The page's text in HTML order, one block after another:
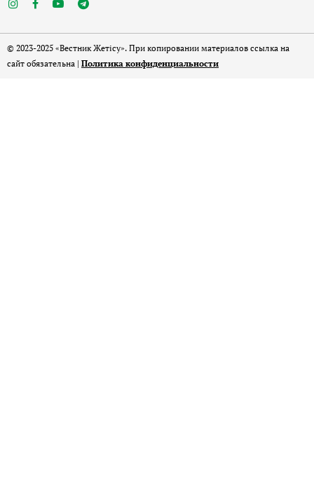
© 2023-2025 «Вестник Жетісу». При копировании материалов ссылка на
сайт обязательна | Политика конфиденциальности